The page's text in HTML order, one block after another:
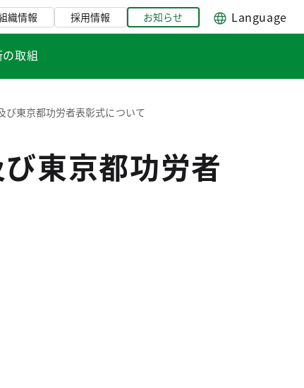
織情報 採用情報 お知らせ Language
取組
び東京都功労者表彰式について
東京都功労者